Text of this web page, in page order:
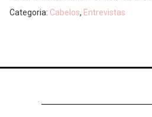
Categoria: Cabelos, Entrevistas